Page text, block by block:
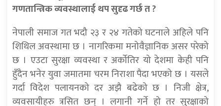
गणतान्त्रिक व्यवस्थालाई थप सुदृढ गर्छ त ?
नेपाली समाज गत भदौ २३ र २४ गतेको घटनाले अहिले पनि
शिथिल अवस्थामा छ । नागरिकमा मनोवैज्ञानिक असर परेको
छ । एउटा सुरक्षा व्यवस्था र अर्कोतिर यो देशमा केही पनि
हुँदैन भनेर युवा जमातमा चरम निराशा पैदा भएको छ । यसले
गर्दा विदेश पलायनको दर अझै बढेको छ । निजी क्षेत्र,
व्यवसायीहरु त्रसित छन् । लगानी गर्ने हो तर सुरक्षाको